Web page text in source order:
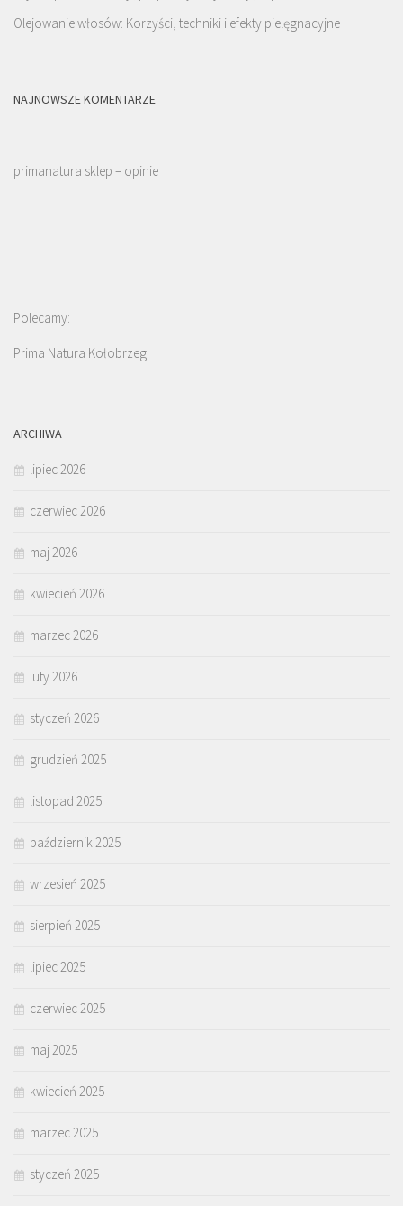
Olejowanie włosów: Korzyści, techniki i efekty pielęgnacyjne
NAJNOWSZE KOMENTARZE
primanatura sklep – opinie
Polecamy:
Prima Natura Kołobrzeg
ARCHIWA
lipiec 2026
czerwiec 2026
maj 2026
kwiecień 2026
marzec 2026
luty 2026
styczeń 2026
grudzień 2025
listopad 2025
październik 2025
wrzesień 2025
sierpień 2025
lipiec 2025
czerwiec 2025
maj 2025
kwiecień 2025
marzec 2025
styczeń 2025